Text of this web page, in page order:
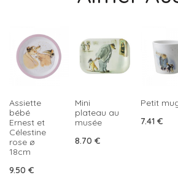
Assiette
bébé
Ernest et
Célestine
rose ø
18cm
9.50 €
Mini
plateau au
musée
8.70 €
Petit
7.41 €